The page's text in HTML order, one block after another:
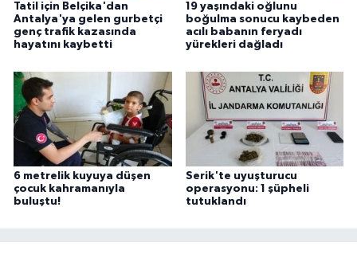
Tatil için Belçika'dan
Antalya'ya gelen gurbetçi
genç trafik kazasında
hayatını kaybetti
19 yaşındaki oğlunu
boğulma sonucu kaybeden
acılı babanın feryadı
yürekleri dağladı
6 metrelik kuyuya düşen
çocuk kahramanıyla
buluştu!
Serik'te uyuşturucu
operasyonu: 1 şüpheli
tutuklandı